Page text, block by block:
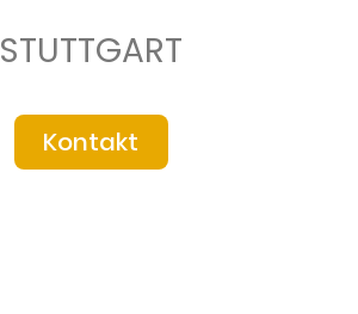
STUTTGART
Kontakt